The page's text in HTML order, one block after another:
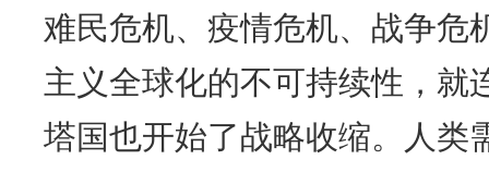
难民危机、疫情危机、战争危
主义全球化的不可持续性，就
塔国也开始了战略收缩。人类